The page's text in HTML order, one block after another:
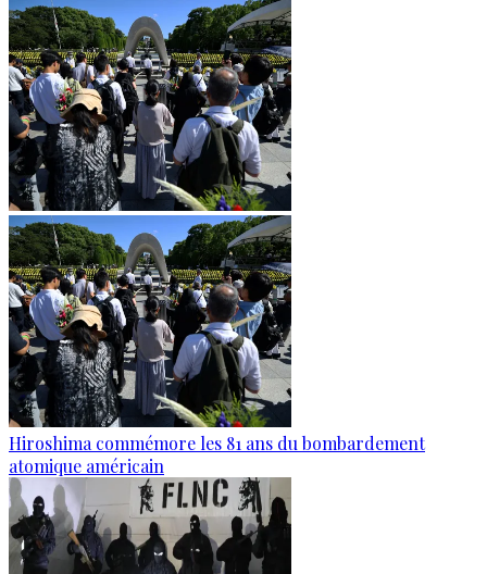
Hiroshima commémore les 81 ans du bombardement
atomique américain